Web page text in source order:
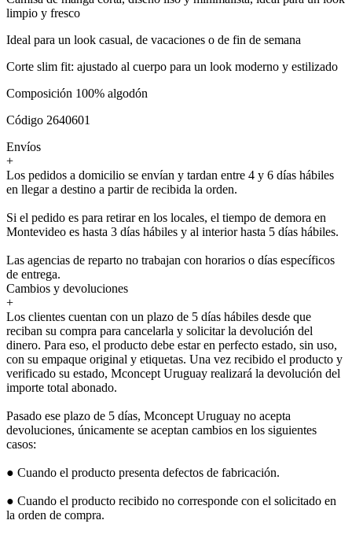
limpio y fresco
Ideal para un look casual, de vacaciones o de fin de semana
Corte slim fit: ajustado al cuerpo para un look moderno y estilizado
Composición 100% algodón
Código 2640601
Envíos
+
Los pedidos a domicilio se envían y tardan entre 4 y 6 días hábiles
en llegar a destino a partir de recibida la orden.
Si el pedido es para retirar en los locales, el tiempo de demora en
Montevideo es hasta 3 días hábiles y al interior hasta 5 días hábiles.
Las agencias de reparto no trabajan con horarios o días específicos
de entrega.
Cambios y devoluciones
+
Los clientes cuentan con un plazo de 5 días hábiles desde que
reciban su compra para cancelarla y solicitar la devolución del
dinero. Para eso, el producto debe estar en perfecto estado, sin uso,
con su empaque original y etiquetas. Una vez recibido el producto y
verificado su estado, Mconcept Uruguay realizará la devolución del
importe total abonado.
Pasado ese plazo de 5 días, Mconcept Uruguay no acepta
devoluciones, únicamente se aceptan cambios en los siguientes
casos:
● Cuando el producto presenta defectos de fabricación.
● Cuando el producto recibido no corresponde con el solicitado en
la orden de compra.